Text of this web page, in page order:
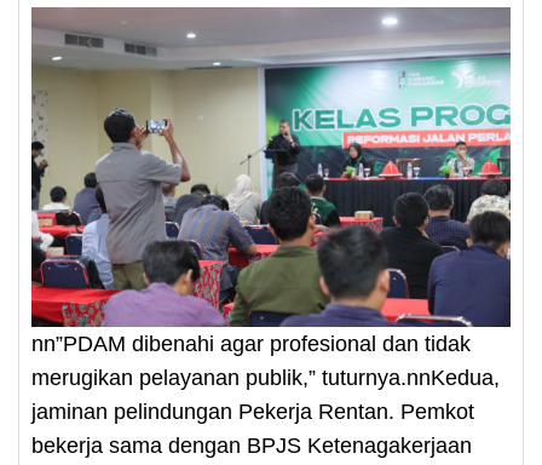
nn”PDAM dibenahi agar profesional dan tidak
merugikan pelayanan publik,” tuturnya.nnKedua,
jaminan pelindungan Pekerja Rentan. Pemkot
bekerja sama dengan BPJS Ketenagakerjaan